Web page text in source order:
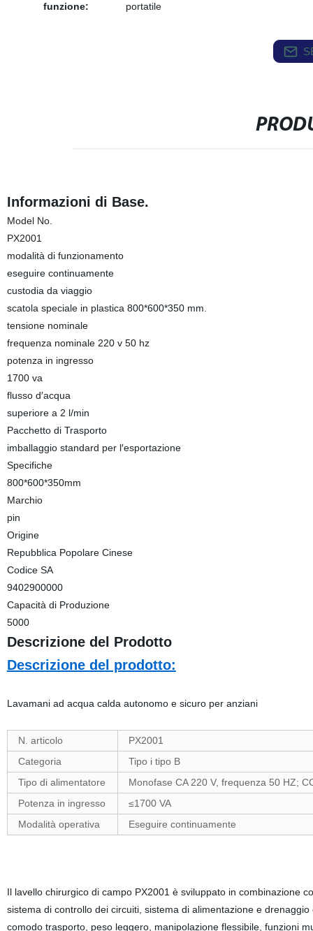
funzione:
portatile
Informazioni di Base.
Model No.
PX2001
modalità di funzionamento
eseguire continuamente
custodia da viaggio
scatola speciale in plastica 800*600*350 mm.
tensione nominale
frequenza nominale 220 v 50 hz
potenza in ingresso
1700 va
flusso d′acqua
superiore a 2 l/min
Pacchetto di Trasporto
imballaggio standard per l′esportazione
Specifiche
800*600*350mm
Marchio
pin
Origine
Repubblica Popolare Cinese
Codice SA
9402900000
Capacità di Produzione
5000
Descrizione del Prodotto
Descrizione del prodotto:
Lavamani ad acqua calda autonomo e sicuro per anziani
N. articolo
PX2001
Categoria
Tipo i tipo B
Tipo di alimentatore
Monofase CA 220 V, frequenza 50 HZ;
Potenza in ingresso
≤1700 VA
Modalità operativa
Eseguire continuamente
Il lavello chirurgico di campo PX2001 è sviluppato in combinazione
sistema di controllo dei circuiti, sistema di alimentazione e
comodo trasporto, peso leggero, manipolazione flessibile, funzioni